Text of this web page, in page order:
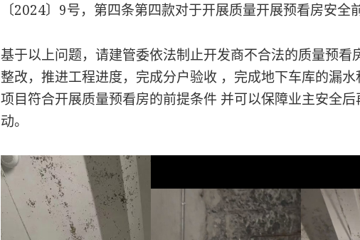
〔2024〕9号，第四条第四款对于开展质量开展预看房安全
基于以上问题，请建管委依法制止开发商不合法的质量预看
整改，推进工程进度，完成分户验收 ，完成地下车库的漏
项目符合开展质量预看房的前提条件 并可以保障业主安全
动。